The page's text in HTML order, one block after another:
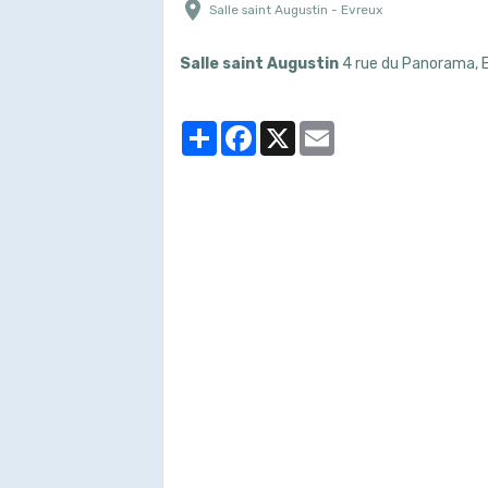
Salle saint Augustin - Evreux
Salle saint Augustin 4 rue du Panorama,
PartagerFacebook
X